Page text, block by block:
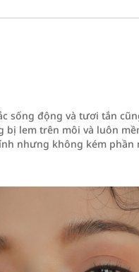
sống động và tươi tắn
lem trên môi và luôn
nhưng không kém